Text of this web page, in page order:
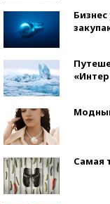
Самая